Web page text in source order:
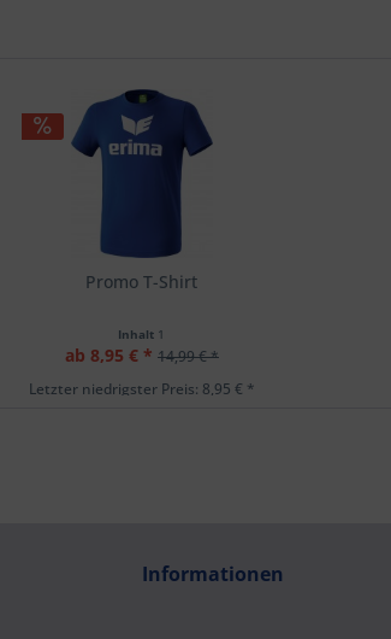
Promo T-Shirt
Inhalt 1
ab 8,95 € * 14,99 € *
Letzter niedrigster Preis: 8,95 € *
Informationen